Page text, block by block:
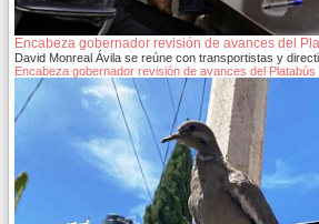
Encabeza gobernador revisión de avances del
David Monreal Ávila se reúne con transportistas y
Encabeza gobernador revisión de avances del Platabús